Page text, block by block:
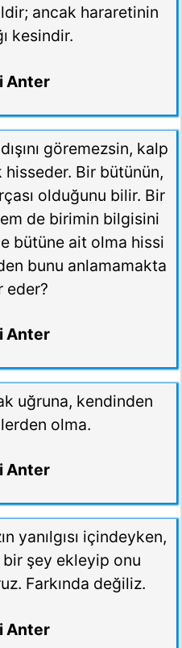
ancak hararetinin
kesindir.
Anter
göremezsin, kalp
Bir bütünün,
olduğunu bilir. Bir
de birimin bilgisini
bütüne ait olma hissi
bunu anlamamakta
eder?
Anter
uğruna, kendinden
olma.
Anter
yanılgısı içindeyken,
bir şey ekleyip onu
Farkında değiliz.
Anter